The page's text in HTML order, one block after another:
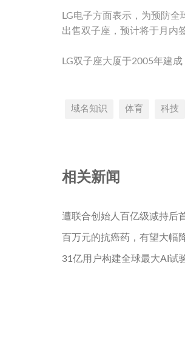
LG电子方面表示，为预防
出售双子座，预计将于月内
LG双子座大厦于2005年建
域名知识 体育 科技
相关新闻
遭联合创始人百亿级减持后
百万元的抗癌药，有望大幅
31亿用户构建全球最大AI试